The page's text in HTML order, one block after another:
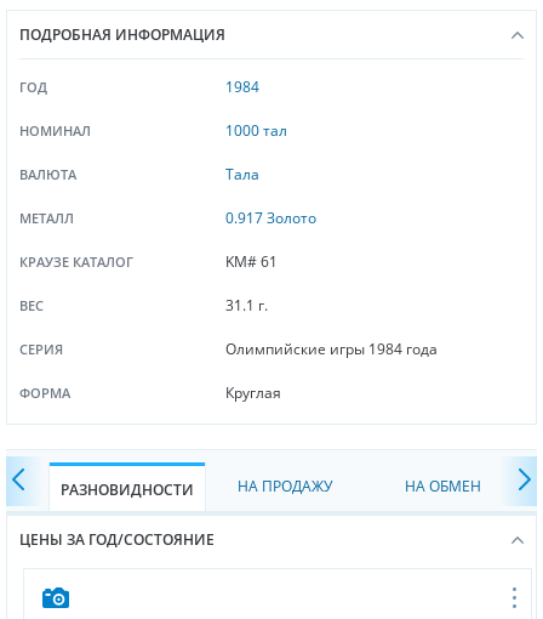
ПОДРОБНАЯ ИНФОРМАЦИЯ
ГОД 1984
НОМИНАЛ 1000 тал
ВАЛЮТА Тала
МЕТАЛЛ 0.917 Золото
КРАУЗЕ КАТАЛОГ KM# 61
ВЕС 31.1 г.
СЕРИЯ Олимпийские игры 1984 года
ФОРМА Круглая
РАЗНОВИДНОСТИ НА ПРОДАЖУ НА ОБМЕН
ЦЕНЫ ЗА ГОД/СОСТОЯНИЕ